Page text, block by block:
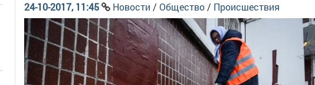
24-10-2017, 11:45 Новости / Общество / Происшествия